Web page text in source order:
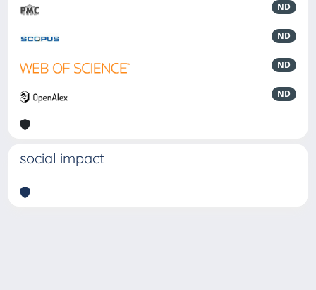
ND
ND
ND
ND
social impact